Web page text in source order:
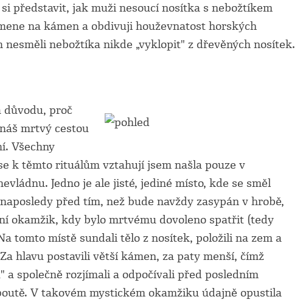
představit, jak muži nesoucí nosítka s nebožtíkem
na kámen a obdivuji houževnatost horských
nesměli nebožtíka nikde „vyklopit" z dřevěných nosítek.
důvodu, proč
mrtvý cestou
Všechny
k těmto rituálům vztahují jsem našla pouze v
Jedno je ale jisté, jediné místo, kde se směl
před tím, než bude navždy zasypán v hrobě,
okamžik, kdy bylo mrtvému dovoleno spatřit (tedy
tomto místě sundali tělo z nosítek, položili na zem a
hlavu postavili větší kámen, za paty menší, čímž
a společně rozjímali a odpočívali před posledním
V takovém mystickém okamžiku údajně opustila